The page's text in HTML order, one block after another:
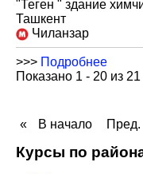
"Теген " здание
Ташкент
Чиланзар
>>> Подробнее
Показано 1 - 20 из 21
« В начало Пред.
Курсы по